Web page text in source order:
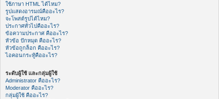
ใช้ภาษา HTML ได้ไหม?
รูปแสดงอารมณ์คืออะไร?
จะโพสต์รูปได้ไหม?
ประกาศทั่วไปคืออะไร?
ข้อความประกาศ คืออะไร?
หัวข้อ ปักหมุด คืออะไร?
หัวข้อถูกล็อก คืออะไร?
ไอคอนกระทู้คืออะไร?
ระดับผู้ใช้ และกลุ่มผู้ใช้
Administrator คืออะไร?
Moderator คืออะไร?
กลุ่มผู้ใช้ คืออะไร?